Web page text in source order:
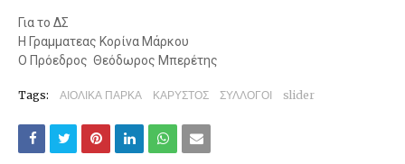
Για το ΔΣ
Η Γραμματεας Κορίνα Μάρκου
Ο Πρόεδρος Θεόδωρος Μπερέτης
Tags: ΑΙΟΛΙΚΑ ΠΑΡΚΑ ΚΑΡΥΣΤΟΣ ΣΥΛΛΟΓΟΙ slider